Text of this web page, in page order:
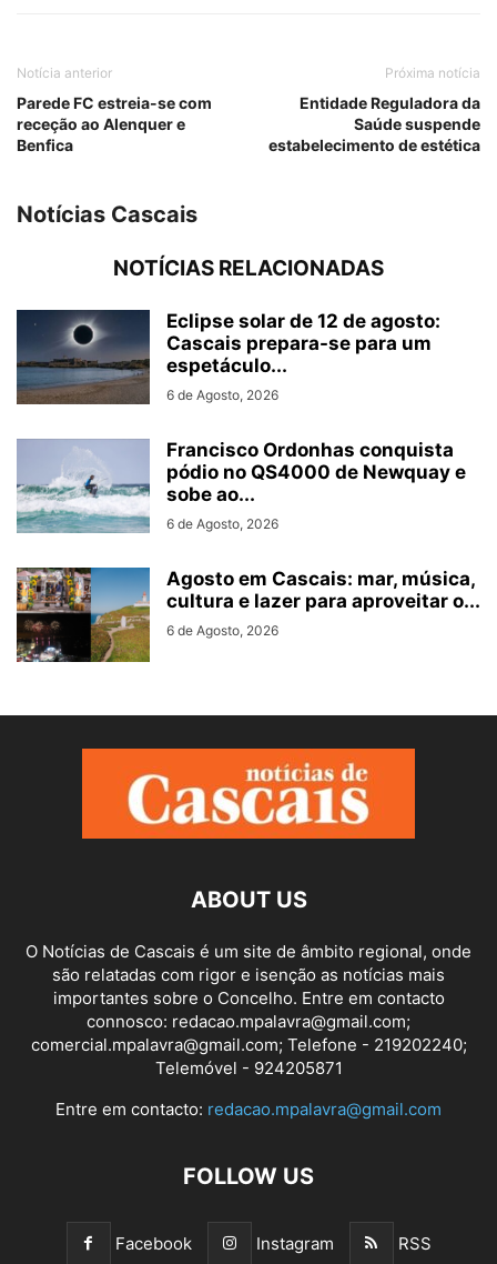
Notícia anterior
Parede FC estreia-se com
receção ao Alenquer e
Benfica
Próxima notícia
Entidade Reguladora da
Saúde suspende
estabelecimento de estética
Notícias Cascais
NOTÍCIAS RELACIONADAS
Eclipse solar de 12 de agosto:
Cascais prepara-se para um
espetáculo...
6 de Agosto, 2026
Francisco Ordonhas conquista
pódio no QS4000 de Newquay e
sobe ao...
6 de Agosto, 2026
Agosto em Cascais: mar, música,
cultura e lazer para aproveitar o...
6 de Agosto, 2026
ABOUT US
O Notícias de Cascais é um site de âmbito regional, onde
são relatadas com rigor e isenção as notícias mais
importantes sobre o Concelho. Entre em contacto
connosco: redacao.mpalavra@gmail.com;
comercial.mpalavra@gmail.com; Telefone - 219202240;
Telemóvel - 924205871
Entre em contacto: redacao.mpalavra@gmail.com
FOLLOW US
Facebook Instagram RSS